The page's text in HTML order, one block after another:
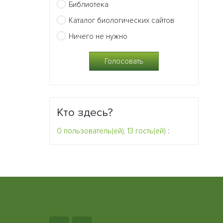
Библиотека
Каталог биологических сайтов
Ничего не нужно
Кто здесь?
0 пользователь(ей), 13 гость(ей) :